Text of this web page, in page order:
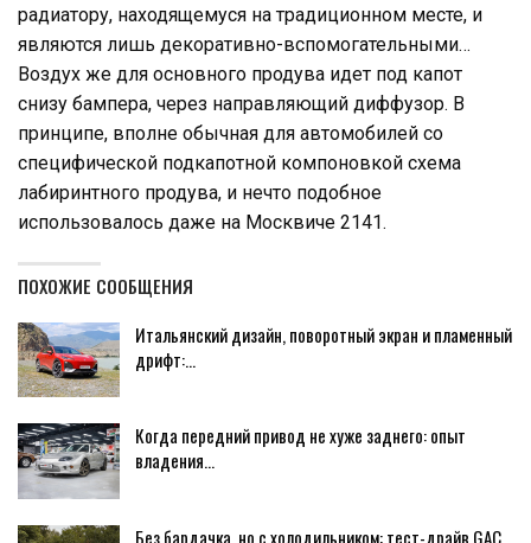
радиатору, находящемуся на традиционном месте, и
являются лишь декоративно-вспомогательными…
Воздух же для основного продува идет под капот
снизу бампера, через направляющий диффузор. В
принципе, вполне обычная для автомобилей со
специфической подкапотной компоновкой схема
лабиринтного продува, и нечто подобное
использовалось даже на Москвиче 2141.
ПОХОЖИЕ СООБЩЕНИЯ
Итальянский дизайн, поворотный экран и пламенный
дрифт:…
Когда передний привод не хуже заднего: опыт
владения…
Без бардачка, но с холодильником: тест-драйв GAC